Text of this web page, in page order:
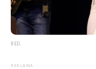
RED.
REKLAMA